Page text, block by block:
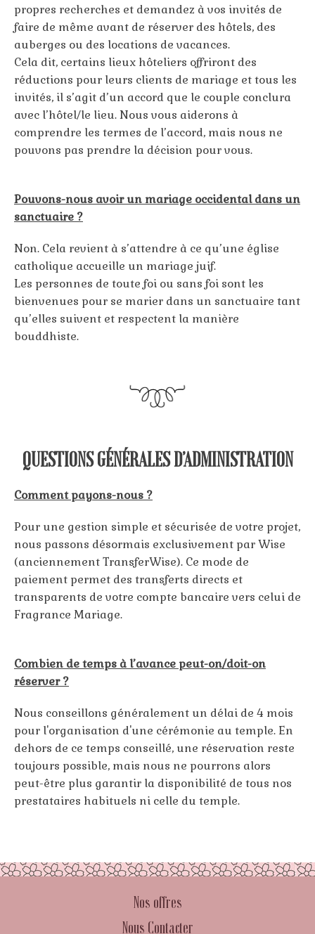
propres recherches et demandez à vos invités de
faire de même avant de réserver des hôtels, des
auberges ou des locations de vacances.
Cela dit, certains lieux hôteliers offriront des
réductions pour leurs clients de mariage et tous les
invités, il s’agit d’un accord que le couple conclura
avec l’hôtel/le lieu. Nous vous aiderons à
comprendre les termes de l’accord, mais nous ne
pouvons pas prendre la décision pour vous.
Pouvons-nous avoir un mariage occidental dans un
sanctuaire ?
Non. Cela revient à s’attendre à ce qu’une église
catholique accueille un mariage juif.
Les personnes de toute foi ou sans foi sont les
bienvenues pour se marier dans un sanctuaire tant
qu’elles suivent et respectent la manière
bouddhiste.
QUESTIONS GÉNÉRALES D’ADMINISTRATION
Comment payons-nous ?
Pour une gestion simple et sécurisée de votre projet,
nous passons désormais exclusivement par Wise
(anciennement TransferWise). Ce mode de
paiement permet des transferts directs et
transparents de votre compte bancaire vers celui de
Fragrance Mariage.
Combien de temps à l’avance peut-on/doit-on
réserver ?
Nous conseillons généralement un délai de 4 mois
pour l'organisation d'une cérémonie au temple. En
dehors de ce temps conseillé, une réservation reste
toujours possible, mais nous ne pourrons alors
peut-être plus garantir la disponibilité de tous nos
prestataires habituels ni celle du temple.
Nos offres
Nous Contacter